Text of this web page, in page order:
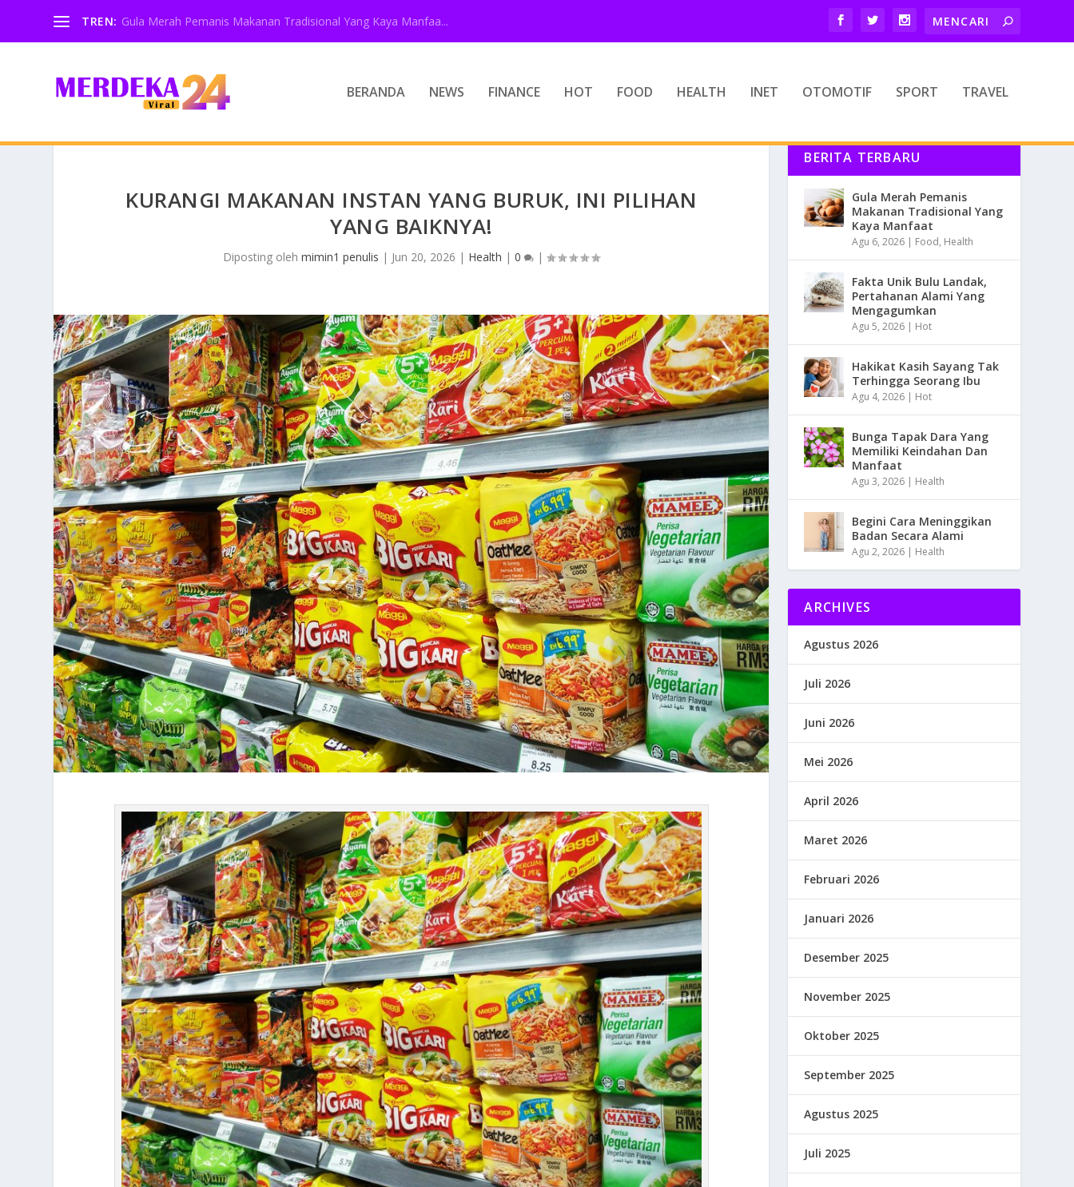
TREN: Gula Merah Pemanis Makanan Tradisional Yang Kaya Manfaa...
BERANDA NEWS FINANCE HOT FOOD HEALTH INET OTOMOTIF SPORT TRAVEL
KURANGI MAKANAN INSTAN YANG BURUK, INI PILIHAN
YANG BAIKNYA!
Diposting olehmimin1 penulis | Jun 20, 2026 | Health |0 |
BERITA TERBARU
Gula Merah Pemanis
Makanan Tradisional Yang
Kaya Manfaat
Agu 6, 2026 | Food, Health
Fakta Unik Bulu Landak,
Pertahanan Alami Yang
Mengagumkan
Agu 5, 2026 | Hot
Hakikat Kasih Sayang Tak
Terhingga Seorang Ibu
Agu 4, 2026 | Hot
Bunga Tapak Dara Yang
Memiliki Keindahan Dan
Manfaat
Agu 3, 2026 | Health
Begini Cara Meninggikan
Badan Secara Alami
Agu 2, 2026 | Health
ARCHIVES
Agustus 2026
Juli 2026
Juni 2026
Mei 2026
April 2026
Maret 2026
Februari 2026
Januari 2026
Desember 2025
November 2025
Oktober 2025
September 2025
Agustus 2025
Juli 2025